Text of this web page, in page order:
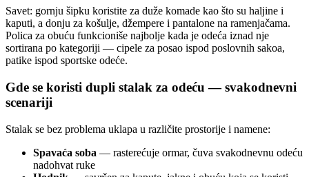
Savet: gornju šipku koristite za duže komade kao što su haljine i
kaputi, a donju za košulje, džempere i pantalone na ramenjačama.
Polica za obuću funkcioniše najbolje kada je odeća iznad nje
sortirana po kategoriji — cipele za posao ispod poslovnih sakoa,
patike ispod sportske odeće.
Gde se koristi dupli stalak za odeću — svakodnevni
scenariji
Stalak se bez problema uklapa u različite prostorije i namene:
Spavaća soba — rasterećuje ormar, čuva svakodnevnu odeću
nadohvat ruke